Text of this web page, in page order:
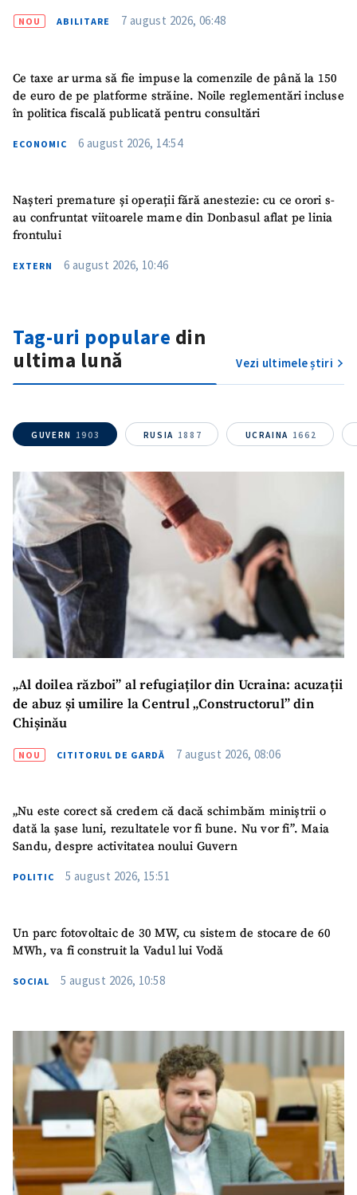
in English
NOU ABILITARE 7 august 2026, 06:48
Ce taxe ar urma să fie impuse la comenzile de până la 150
de euro de pe platforme străine. Noile reglementări incluse
în politica fiscală publicată pentru consultări
ECONOMIC 6 august 2026, 14:54
Nașteri premature și operații fără anestezie: cu ce orori s-
au confruntat viitoarele mame din Donbasul aflat pe linia
frontului
EXTERN 6 august 2026, 10:46
Tag-uri populare din
ultima lună
Vezi ultimele știri
GUVERN 1903 RUSIA 1887 UCRAINA 1662
„Al doilea război” al refugiaților din Ucraina: acuzații
de abuz și umilire la Centrul „Constructorul” din
Chișinău
NOU CITITORUL DE GARDĂ 7 august 2026, 08:06
„Nu este corect să credem că dacă schimbăm miniștrii o
dată la șase luni, rezultatele vor fi bune. Nu vor fi”. Maia
Sandu, despre activitatea noului Guvern
POLITIC 5 august 2026, 15:51
Un parc fotovoltaic de 30 MW, cu sistem de stocare de 60
MWh, va fi construit la Vadul lui Vodă
SOCIAL 5 august 2026, 10:58
ȘTIREA MEA
Titlu știre+ Adaugă titlu
Fotografie
+ Încarcă imagine
Link media
+ Link media